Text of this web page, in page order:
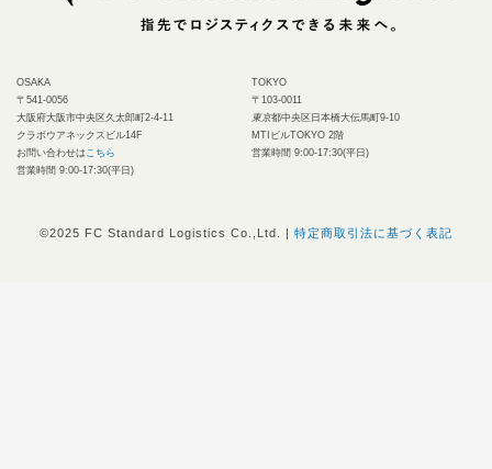
OSAKA
〒541-0056
大阪府大阪市中央区久太郎町2-4-11
クラボウアネックスビル14F
お問い合わせは こちら
営業時間 9:00-17:30(平日)
TOKYO
〒103-0011
東京都中央区日本橋大伝馬町9-10
MTIビルTOKYO 2階
営業時間 9:00-17:30(平日)
©︎2025 FC Standard Logistics Co.,Ltd. | 特定商取引法に基づく表記